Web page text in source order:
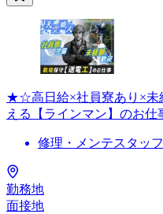
★☆高日給×社員寮あり×
える【ラインマン】のお
修理・メンテスタッフ
勤務地
面接地